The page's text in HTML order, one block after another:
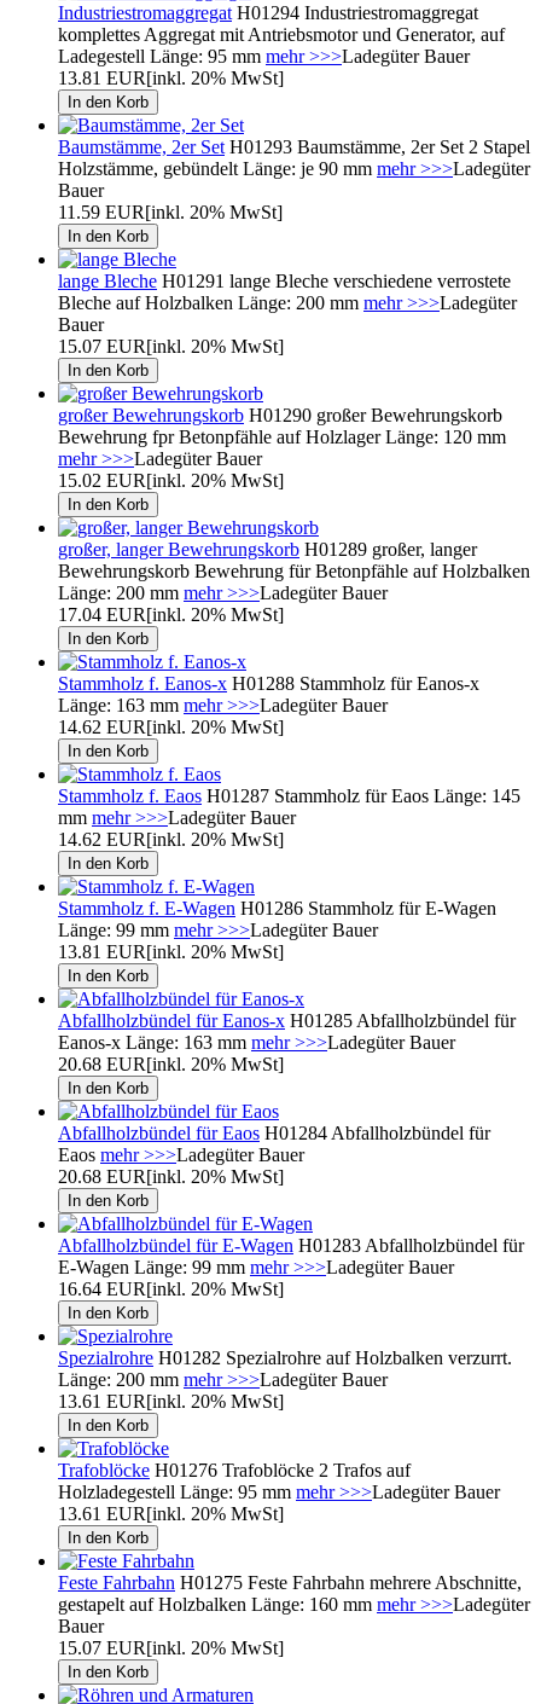
Industriestromaggregat H01294 Industriestromaggregat
komplettes Aggregat mit Antriebsmotor und Generator, auf
Ladegestell Länge: 95 mm mehr >>>Ladegüter Bauer
13.81 EUR[inkl. 20% MwSt]
Baumstämme, 2er Set H01293 Baumstämme, 2er Set 2 Stapel
Holzstämme, gebündelt Länge: je 90 mm mehr >>>Ladegüter
Bauer
11.59 EUR[inkl. 20% MwSt]
lange Bleche H01291 lange Bleche verschiedene verrostete
Bleche auf Holzbalken Länge: 200 mm mehr >>>Ladegüter
Bauer
15.07 EUR[inkl. 20% MwSt]
großer Bewehrungskorb H01290 großer Bewehrungskorb
Bewehrung fpr Betonpfähle auf Holzlager Länge: 120 mm
mehr >>>Ladegüter Bauer
15.02 EUR[inkl. 20% MwSt]
großer, langer Bewehrungskorb H01289 großer, langer
Bewehrungskorb Bewehrung für Betonpfähle auf Holzbalken
Länge: 200 mm mehr >>>Ladegüter Bauer
17.04 EUR[inkl. 20% MwSt]
Stammholz f. Eanos-x H01288 Stammholz für Eanos-x
Länge: 163 mm mehr >>>Ladegüter Bauer
14.62 EUR[inkl. 20% MwSt]
Stammholz f. Eaos H01287 Stammholz für Eaos Länge: 145
mm mehr >>>Ladegüter Bauer
14.62 EUR[inkl. 20% MwSt]
Stammholz f. E-Wagen H01286 Stammholz für E-Wagen
Länge: 99 mm mehr >>>Ladegüter Bauer
13.81 EUR[inkl. 20% MwSt]
Abfallholzbündel für Eanos-x H01285 Abfallholzbündel für
Eanos-x Länge: 163 mm mehr >>>Ladegüter Bauer
20.68 EUR[inkl. 20% MwSt]
Abfallholzbündel für Eaos H01284 Abfallholzbündel für
Eaos mehr >>>Ladegüter Bauer
20.68 EUR[inkl. 20% MwSt]
Abfallholzbündel für E-Wagen H01283 Abfallholzbündel für
E-Wagen Länge: 99 mm mehr >>>Ladegüter Bauer
16.64 EUR[inkl. 20% MwSt]
Spezialrohre H01282 Spezialrohre auf Holzbalken verzurrt.
Länge: 200 mm mehr >>>Ladegüter Bauer
13.61 EUR[inkl. 20% MwSt]
Trafoblöcke H01276 Trafoblöcke 2 Trafos auf
Holzladegestell Länge: 95 mm mehr >>>Ladegüter Bauer
13.61 EUR[inkl. 20% MwSt]
Feste Fahrbahn H01275 Feste Fahrbahn mehrere Abschnitte,
gestapelt auf Holzbalken Länge: 160 mm mehr >>>Ladegüter
Bauer
15.07 EUR[inkl. 20% MwSt]